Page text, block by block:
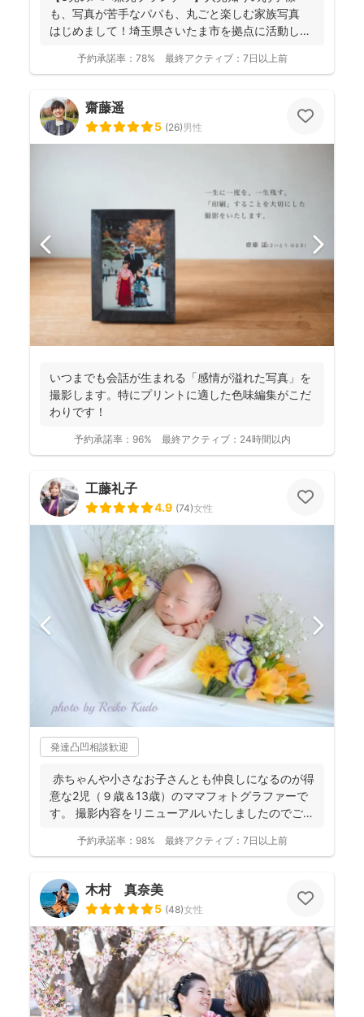
も、写真が苦手なパパも、丸ごと楽しむ家族写真
はじめまして！埼玉県さいたま市を拠点に活動して
予約承諾率： 78% 最終アクティブ： 7日以上前
齋藤遥
5 (26)男性
いつまでも会話が生まれる「感情が溢れた写真」を
撮影します。特にプリントに適した色味編集がこだ
わりです！
予約承諾率： 96% 最終アクティブ： 24時間以内
工藤礼子
4.9 (74)女性
発達凸凹相談歓迎
赤ちゃんや小さなお子さんとも仲良しになるのが得
意な2児（９歳＆13歳）のママフォトグラファーで
す。 撮影内容をリニューアルいたしましたのでご案
予約承諾率： 98% 最終アクティブ： 7日以上前
木村 真奈美
5 (48)女性